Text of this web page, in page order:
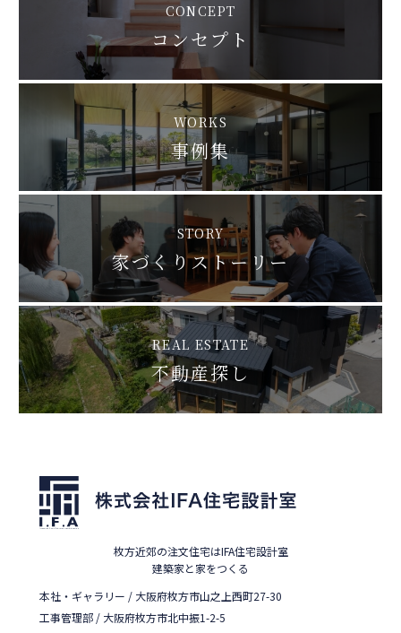
CONCEPT
コンセプト
WORKS
事例集
STORY
家づくりストーリー
REAL ESTATE
不動産探し
枚方近郊の注文住宅はIFA住宅設計室
建築家と家をつくる
本社・ギャラリー / 大阪府枚方市山之上西町27-30
工事管理部 / 大阪府枚方市北中振1-2-5